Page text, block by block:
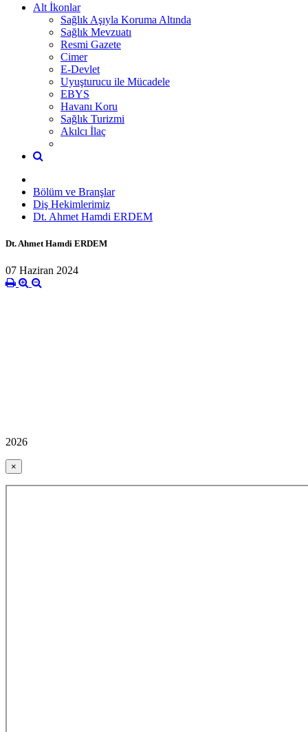
Alt İkonlar
Sağlık Aşıyla Koruma Altında
Sağlık Mevzuatı
Resmi Gazete
Cimer
E-Devlet
Uyuşturucu ile Mücadele
EBYS
Havanı Koru
Sağlık Turizmi
Akılcı İlaç
Bölüm ve Branşlar
Diş Hekimlerimiz
Dt. Ahmet Hamdi ERDEM
Dt. Ahmet Hamdi ERDEM
07 Haziran 2024
2026
×